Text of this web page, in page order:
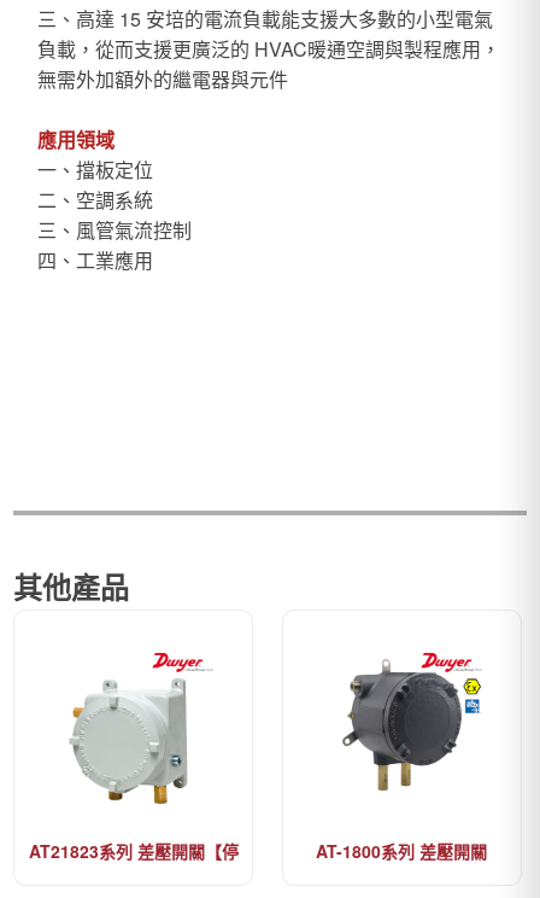
三、高達 15 安培的電流負載能支援大多數的小型電氣
負載，從而支援更廣泛的 HVAC暖通空調與製程應用，
無需外加額外的繼電器與元件
應用領域
一、擋板定位
二、空調系統
三、風管氣流控制
四、工業應用
其他產品
AT21823系列 差壓開關【停
AT-1800系列 差壓開關